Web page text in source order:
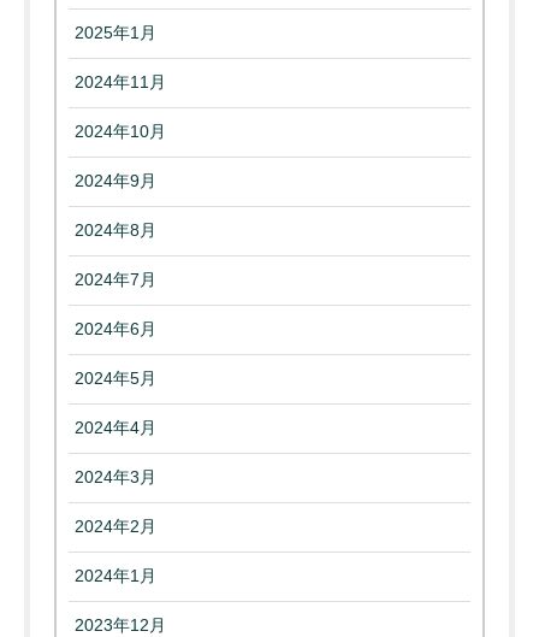
2025年1月
2024年11月
2024年10月
2024年9月
2024年8月
2024年7月
2024年6月
2024年5月
2024年4月
2024年3月
2024年2月
2024年1月
2023年12月